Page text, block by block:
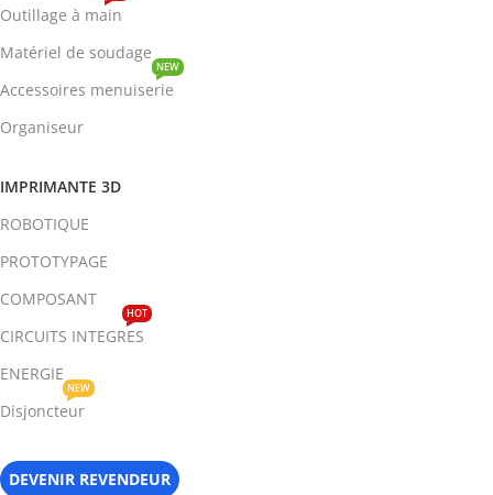
Outillage à main
Matériel de soudage
Accessoires menuiserie
NEW
Organiseur
IMPRIMANTE 3D
ROBOTIQUE
PROTOTYPAGE
COMPOSANT
CIRCUITS INTEGRES
HOT
ENERGIE
Disjoncteur
NEW
DEVENIR REVENDEUR